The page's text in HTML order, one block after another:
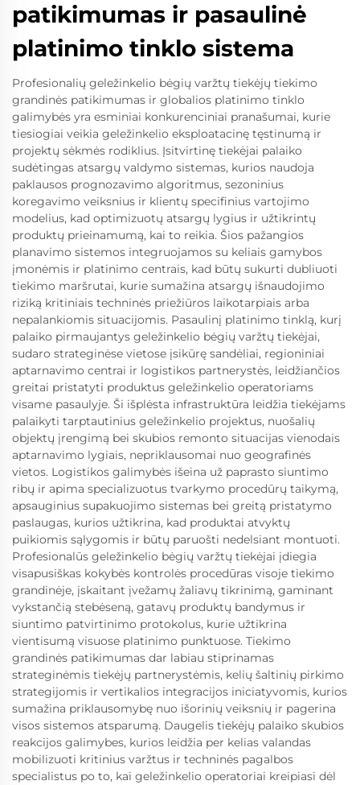
patikimumas ir pasaulinė
platinimo tinklo sistema
Profesionalių geležinkelio bėgių varžtų tiekėjų tiekimo
grandinės patikimumas ir globalios platinimo tinklo
galimybės yra esminiai konkurenciniai pranašumai, kurie
tiesiogiai veikia geležinkelio eksploatacinę tęstinumą ir
projektų sėkmės rodiklius. Įsitvirtinę tiekėjai palaiko
sudėtingas atsargų valdymo sistemas, kurios naudoja
paklausos prognozavimo algoritmus, sezoninius
koregavimo veiksnius ir klientų specifinius vartojimo
modelius, kad optimizuotų atsargų lygius ir užtikrintų
produktų prieinamumą, kai to reikia. Šios pažangios
planavimo sistemos integruojamos su keliais gamybos
įmonėmis ir platinimo centrais, kad būtų sukurti dubliuoti
tiekimo maršrutai, kurie sumažina atsargų išnaudojimo
riziką kritiniais techninės priežiūros laikotarpiais arba
nepalankiomis situacijomis. Pasaulinį platinimo tinklą, kurį
palaiko pirmaujantys geležinkelio bėgių varžtų tiekėjai,
sudaro strateginėse vietose įsikūrę sandėliai, regioniniai
aptarnavimo centrai ir logistikos partnerystės, leidžiančios
greitai pristatyti produktus geležinkelio operatoriams
visame pasaulyje. Ši išplėsta infrastruktūra leidžia tiekėjams
palaikyti tarptautinius geležinkelio projektus, nuošalių
objektų įrengimą bei skubios remonto situacijas vienodais
aptarnavimo lygiais, nepriklausomai nuo geografinės
vietos. Logistikos galimybės išeina už paprasto siuntimo
ribų ir apima specializuotus tvarkymo procedūrų taikymą,
apsauginius supakuojimo sistemas bei greitą pristatymo
paslaugas, kurios užtikrina, kad produktai atvyktų
puikiomis sąlygomis ir būtų paruošti nedelsiant montuoti.
Profesionalūs geležinkelio bėgių varžtų tiekėjai įdiegia
visapusiškas kokybės kontrolės procedūras visoje tiekimo
grandinėje, įskaitant įvežamų žaliavų tikrinimą, gaminant
vykstančią stebėseną, gatavų produktų bandymus ir
siuntimo patvirtinimo protokolus, kurie užtikrina
vientisumą visuose platinimo punktuose. Tiekimo
grandinės patikimumas dar labiau stiprinamas
strateginėmis tiekėjų partnerystėmis, kelių šaltinių pirkimo
strategijomis ir vertikalios integracijos iniciatyvomis, kurios
sumažina priklausomybę nuo išorinių veiksnių ir pagerina
visos sistemos atsparumą. Daugelis tiekėjų palaiko skubios
reakcijos galimybes, kurios leidžia per kelias valandas
mobilizuoti kritinius varžtus ir techninės pagalbos
specialistus po to, kai geležinkelio operatoriai kreipiasi dėl